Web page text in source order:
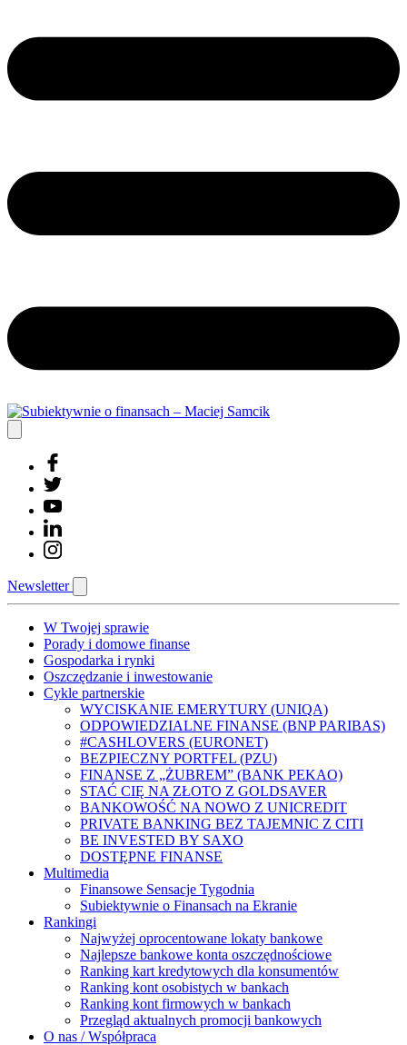
Newsletter
W Twojej sprawie
Porady i domowe finanse
Gospodarka i rynki
Oszczędzanie i inwestowanie
Cykle partnerskie
WYCISKANIE EMERYTURY (UNIQA)
ODPOWIEDZIALNE FINANSE (BNP PARIBAS)
#CASHLOVERS (EURONET)
BEZPIECZNY PORTFEL (PZU)
FINANSE Z „ŻUBREM” (BANK PEKAO)
STAĆ CIĘ NA ZŁOTO Z GOLDSAVER
BANKOWOŚĆ NA NOWO Z UNICREDIT
PRIVATE BANKING BEZ TAJEMNIC Z CITI
BE INVESTED BY SAXO
DOSTĘPNE FINANSE
Multimedia
Finansowe Sensacje Tygodnia
Subiektywnie o Finansach na Ekranie
Rankingi
Najwyżej oprocentowane lokaty bankowe
Najlepsze bankowe konta oszczędnościowe
Ranking kart kredytowych dla konsumentów
Ranking kont osobistych w bankach
Ranking kont firmowych w bankach
Przegląd aktualnych promocji bankowych
O nas / Współpraca